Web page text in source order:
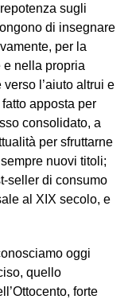
sugli
di insegnare
per la
e nella propria
l’aiuto altrui e
apposta per
consolidato, a
per sfruttarne
nuovi titoli;
seller di consumo
al XIX secolo, e
oggi
quello
forte